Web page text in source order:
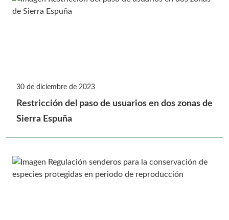
30 de diciembre de 2023
Restricción del paso de usuarios en dos zonas de
Sierra Espuña